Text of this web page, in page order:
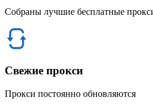
Собраны лучшие бесплатные
Свежие прокси
Прокси постоянно обновляются